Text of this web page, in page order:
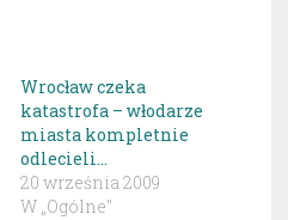
Wrocław czeka
katastrofa – włodarze
miasta kompletnie
odlecieli…
20 września 2009
W „Ogólne"